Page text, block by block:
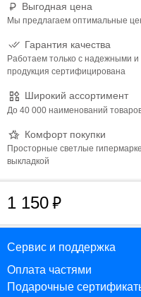
Выгодная цена
Мы предлагаем оптимальные
Гарантия качества
Работаем только с надежными
продукция сертифицирована
Широкий ассортимент
До 40 000 наименований
Комфорт покупки
Просторные светлые
выкладкой
1 150
Сервис и поддержка
Оплата частями
Подарочные